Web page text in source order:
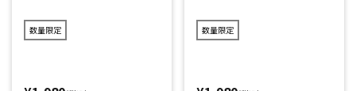
数量限定 数量限定